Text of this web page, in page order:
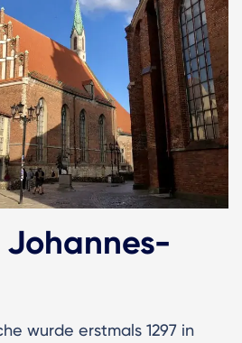
Johannes-
wurde erstmals 1297 in